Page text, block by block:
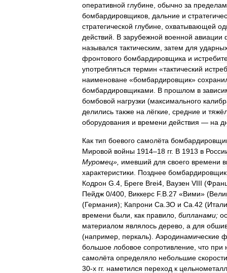
оперативной глубине обычно за
бомбардировщиков дальние и
стратегической глубине охватывающей
действий
В зарубежной военной авиации
назывался тактическим затем для
фронтового бомбардировщика и
употребляться термин «тактический
наименоване «бомбардировщик»
бомбардировщиками
В прошлом в
бомбовой нагрузки (максимального
делились также на лёгкие средние и
оборудования и времени действия — на
Как тип боевого самолёта
Мировой войны 1914–18 гг. В 1913 в
Муромец», имевший для своего времени
характеристики
Позднее
Кодрон G 4 Бреге Brei4 Ваузен VIII (
Пейдж 0/400 Виккерс F. B 27 «Вими» (
(Германия); Капрони Са ЗО и Са 42 (
времени были как правило бипланами;
материалом являлось дерево а для
(например перкаль). Аэродинамические
большое лобовое сопротивление что при
самолёта определяло небольшие скорости
30-х гг. наметился переход к